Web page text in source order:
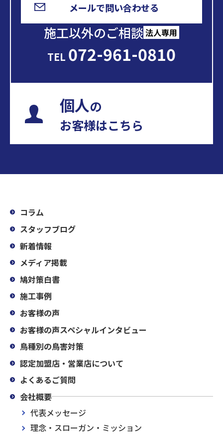
メールで問い合わせる
施工以外のご相談 法人専用
TEL 072-961-0810
個人の
お客様はこちら
コラム
スタッフブログ
新着情報
メディア掲載
鳩対策白書
施工事例
お客様の声
お客様の声スペシャルインタビュー
鳥種別の鳥害対策
認定加盟店・営業店について
よくあるご質問
会社概要
代表メッセージ
理念・スローガン・ミッション